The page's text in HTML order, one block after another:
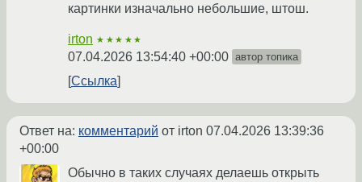
картинки изначально небольшие, штош.
irton ★★★★★
07.04.2026 13:54:40 +00:00 автор топика
Ссылка
Ответ на: комментарий от irton 07.04.2026 13:39:36
+00:00
Обычно в таких случаях делаешь открыть